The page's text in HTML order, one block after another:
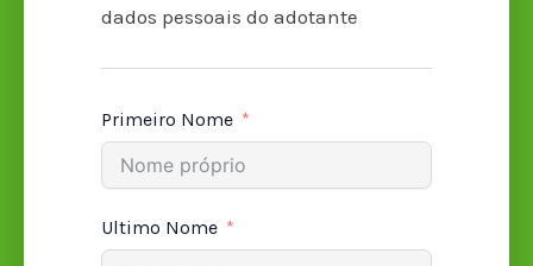
dados pessoais do adotante
Primeiro Nome
Ultimo Nome